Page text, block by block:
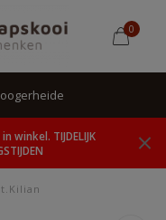
0
winkel. TIJDELIJK